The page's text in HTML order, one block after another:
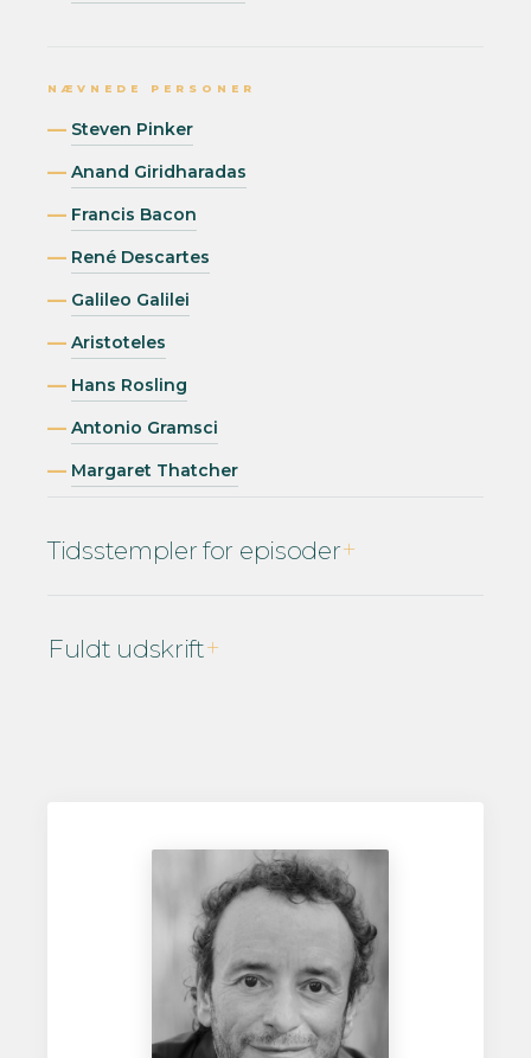
NÆVNEDE PERSONER
Steven Pinker
Anand Giridharadas
Francis Bacon
René Descartes
Galileo Galilei
Aristoteles
Hans Rosling
Antonio Gramsci
Margaret Thatcher
Tidsstempler for episoder
Fuldt udskrift